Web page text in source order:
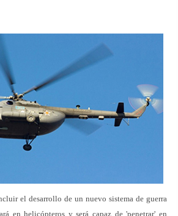
el desarrollo de un nuevo sistema de guerra
en helicópteros y será capaz de 'penetrar' en